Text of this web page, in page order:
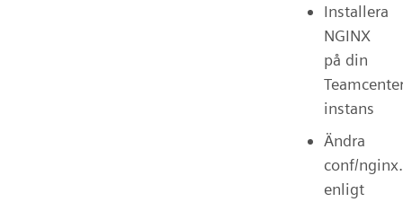
Installera
NGINX
på din
instans
Ändra
conf/
enligt